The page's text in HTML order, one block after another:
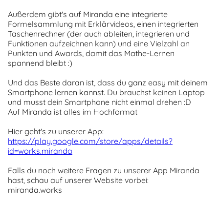
Außerdem gibt's auf Miranda eine integrierte
Formelsammlung mit Erklärvideos, einen integrierten
Taschenrechner (der auch ableiten, integrieren und
Funktionen aufzeichnen kann) und eine Vielzahl an
Punkten und Awards, damit das Mathe-Lernen
spannend bleibt :)
Und das Beste daran ist, dass du ganz easy mit deinem
Smartphone lernen kannst. Du brauchst keinen Laptop
und musst dein Smartphone nicht einmal drehen :D
Auf Miranda ist alles im Hochformat
Hier geht's zu unserer App:
https://play.google.com/store/apps/details?
id=works.miranda
Falls du noch weitere Fragen zu unserer App Miranda
hast, schau auf unserer Website vorbei:
miranda.works